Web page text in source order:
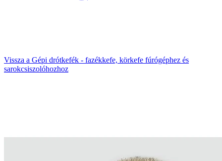
Vissza a Gépi drótkefék - fazékkefe, körkefe fúrógéphez és
sarokcsiszolóhozhoz